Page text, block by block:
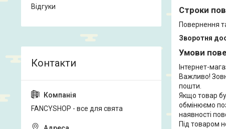
Строки
Повернення
Зворотня
Умови
Інтернет-
Важливо!
пошти.
Якщо товар
обмінюємо
наявності
Під товаром
Відгуки
FANCYSHOP - все для свята